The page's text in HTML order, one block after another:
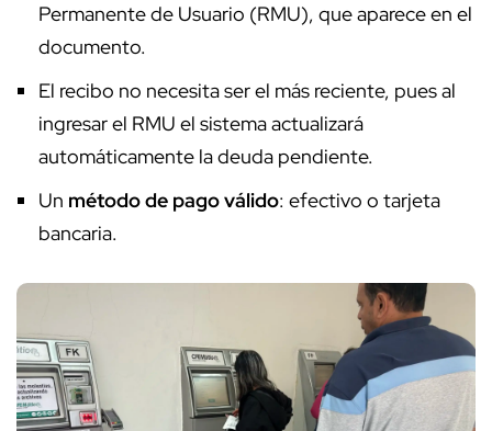
Permanente de Usuario (RMU), que aparece en el
documento.
El recibo no necesita ser el más reciente, pues al
ingresar el RMU el sistema actualizará
automáticamente la deuda pendiente.
Un método de pago válido: efectivo o tarjeta
bancaria.